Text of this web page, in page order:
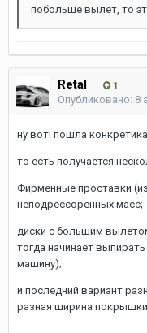
побольше вылет, то
Retal 1
Опубликовано: 8
ну вот! пошла
то есть получается
Фирменные проставки
неподрессоренных масс;
диски с большим
тогда начинает
машину);
и последний вариант
разная ширина